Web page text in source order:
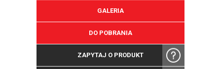
GALERIA
DO POBRANIA
ZAPYTAJ O PRODUKT